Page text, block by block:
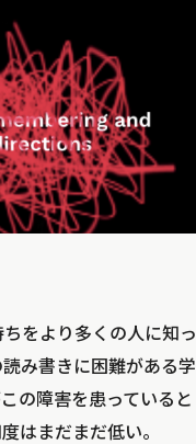
をより多くの人に知っ
み書きに困難がある学
の障害を患っていると
はまだまだ低い。